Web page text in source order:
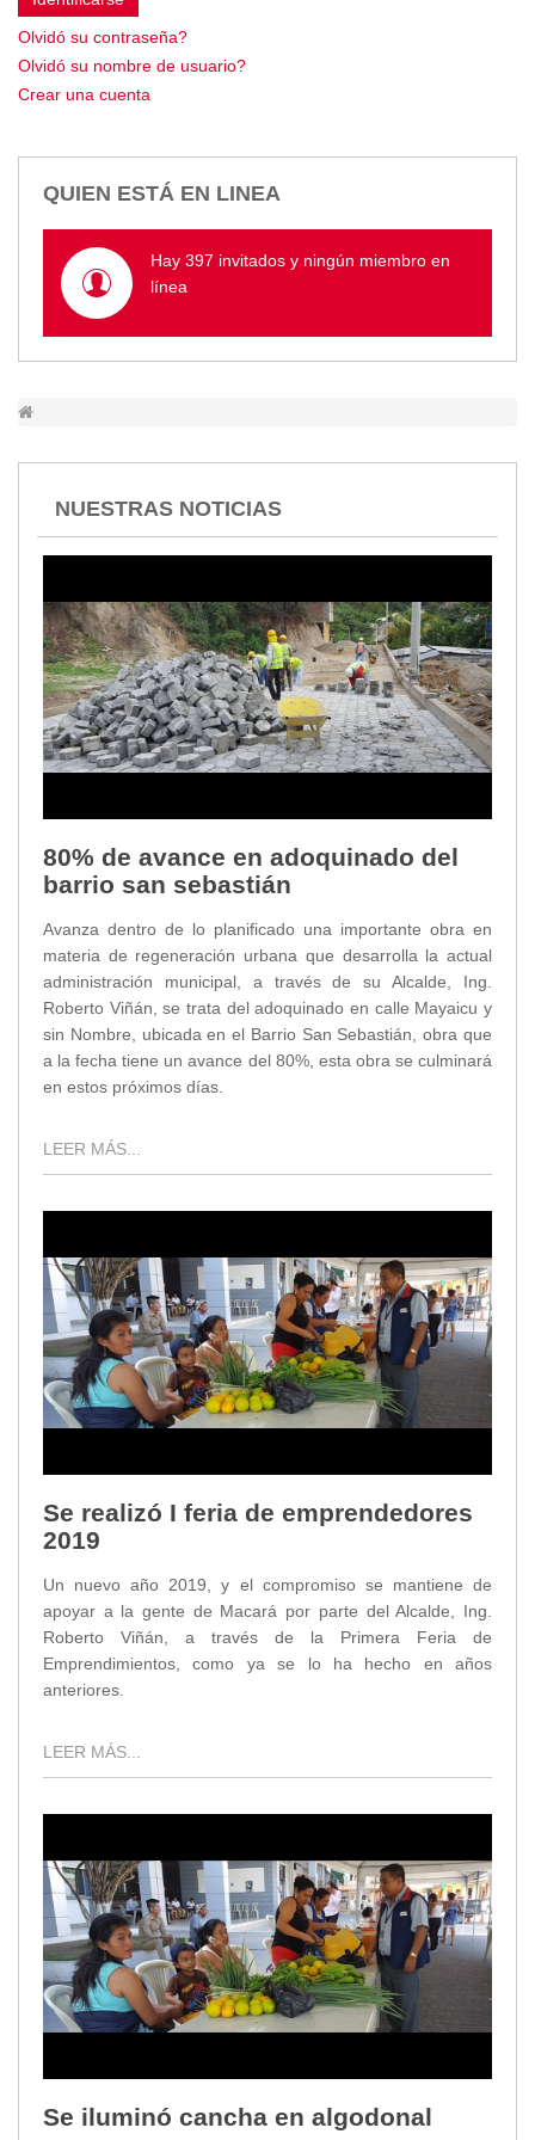
Olvidó su contraseña?
Olvidó su nombre de usuario?
Crear una cuenta
QUIEN ESTÁ EN LINEA
Hay 397 invitados y ningún miembro en
línea
NUESTRAS NOTICIAS
80% de avance en adoquinado del
barrio san sebastián
Avanza dentro de lo planificado una importante obra en
materia de regeneración urbana que desarrolla la actual
administración municipal, a través de su Alcalde, Ing.
Roberto Viñán, se trata del adoquinado en calle Mayaicu y
sin Nombre, ubicada en el Barrio San Sebastián, obra que
a la fecha tiene un avance del 80%, esta obra se culminará
en estos próximos días.
LEER MÁS...
Se realizó I feria de emprendedores
2019
Un nuevo año 2019, y el compromiso se mantiene de
apoyar a la gente de Macará por parte del Alcalde, Ing.
Roberto Viñán, a través de la Primera Feria de
Emprendimientos, como ya se lo ha hecho en años
anteriores.
LEER MÁS...
Se iluminó cancha en algodonal
Empresa Pública de Vivienda
Biblioteca
P.A.C. - P.O.A.
Ordenanzas/Resoluciones
Cumplimiento LOTAIP
Concurso de Méritos
Concursos 2016
Servicio